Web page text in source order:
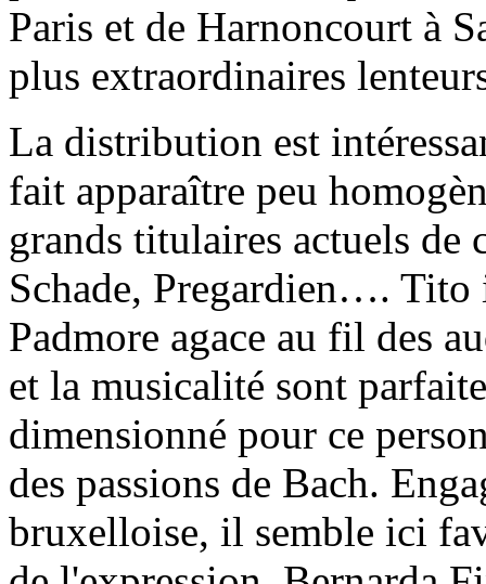
Paris et de Harnoncourt à
plus extraordinaires
La distribution est
fait apparaître peu
grands titulaires actuels de
Schade, Pregardien…. Tito
Padmore agace au fil des
et la musicalité sont
dimensionné pour ce
des passions de Bach.
bruxelloise, il semble ici